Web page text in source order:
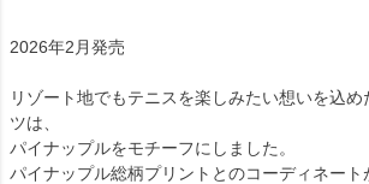
2026年2月発売
リゾート地でもテニスを楽しみたい想いを込
ツは、
パイナップルをモチーフにしました。
パイナップル総柄プリントとのコーディネート